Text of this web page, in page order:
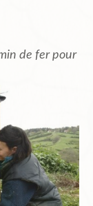
de fer pour